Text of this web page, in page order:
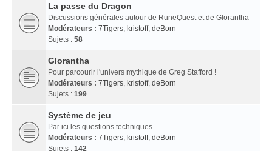
La passe du Dragon
Discussions générales autour de RuneQuest et de Glorantha
Modérateurs : 7Tigers, kristoff, deBorn
Sujets : 58
Glorantha
Pour parcourir l'univers mythique de Greg Stafford !
Modérateurs : 7Tigers, kristoff, deBorn
Sujets : 199
Système de jeu
Par ici les questions techniques
Modérateurs : 7Tigers, kristoff, deBorn
Sujets : 142